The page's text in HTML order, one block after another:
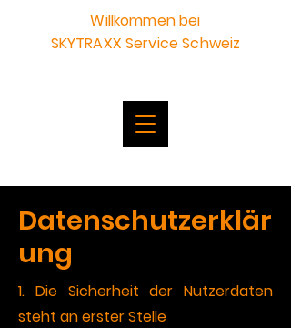
Willkommen bei
SKYTRAXX Service Schweiz
Datenschutzerklär
ung
1. Die Sicherheit der Nutzerdaten
steht an erster Stelle